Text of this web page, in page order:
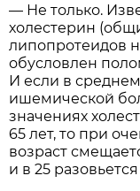
— Не только.
холестерин
липопротеидов
обусловлен
И если в
ишемической
значениях
65 лет, то при
возраст
и в 25